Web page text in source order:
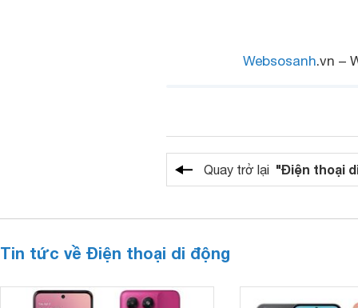
Websosanh.vn –
Quay trở lại "Điện thoại
Tin tức về Điện thoại di động